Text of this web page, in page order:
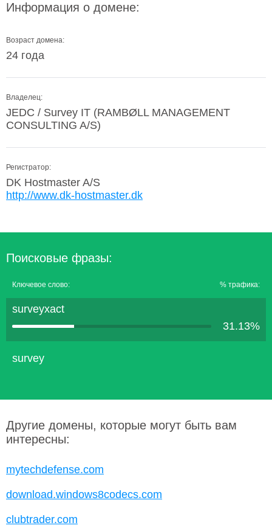
Информация о домене:
Возраст домена:
24 года
Владелец:
JEDC / Survey IT (RAMBØLL MANAGEMENT
CONSULTING A/S)
Регистратор:
DK Hostmaster A/S
http://www.dk-hostmaster.dk
Поисковые фразы:
Ключевое слово: % трафика:
surveyxact
31.13%
survey
Другие домены, которые могут быть вам
интересны:
mytechdefense.com
download.windows8codecs.com
clubtrader.com